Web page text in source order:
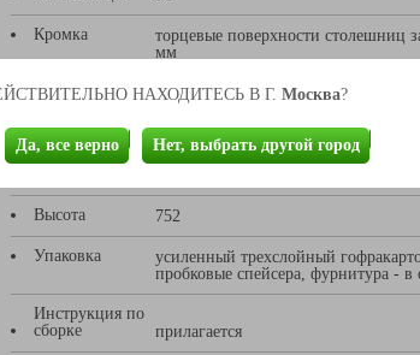
НАХОДИТЕСЬ В Г. Москва?
Да, все верно Нет, выбрать другой город
Кромка
торцевые поверхности
мм
Материал ДСП
Длина 800
Высота 752
Упаковка
усиленный трехслойный
пробковые спейсера, фурнитура -
Инструкция по
сборке
прилагается